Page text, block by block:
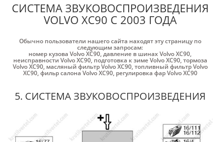
СИСТЕМА ЗВУКОВОСПРОИЗВЕДЕНИЯ
VOLVO XC90 С 2003 ГОДА
Обычно пользователи нашего сайта находят эту страницу по
следующим запросам:
номер кузова Volvo XC90,давление в шинах Volvo XC90,
неисправности Volvo XC90, подготовка к зиме Volvo XC90,тормоза
Volvo XC90, масляный фильтр Volvo XC90,топливный фильтр Volvo
XC90,фильр салона Volvo XC90, регулировка фар Volvo XC90
5. СИСТЕМА ЗВУКОВОСПРОИЗВЕДЕНИЯ